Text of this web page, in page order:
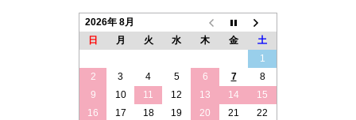
2026年 8月
日
月 火 水 木 金
土
1
2
3 4 5 6 7
8
9
10 11 12 13 14
15
16
17 18 19 20 21
22